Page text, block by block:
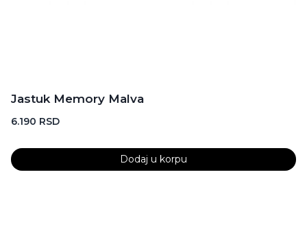
Jastuk Memory Malva
6.190 RSD
Dodaj u korpu